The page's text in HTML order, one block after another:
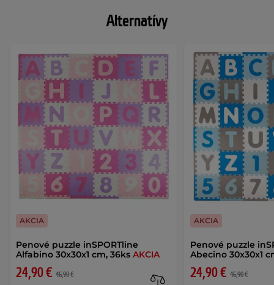
Alternatívy
Penové puzzle inSPORTline
Alfabino 30x30x1 cm, 36ks AKCIA
24,90 € 46,90 €
AKCIA
Penové puzzle
Abecino 30x30x1
24,90 € 46,90 €
AKCIA